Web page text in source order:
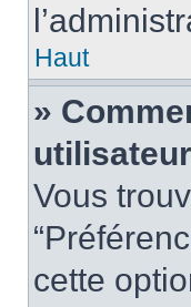
Haut
»
Vous
cette